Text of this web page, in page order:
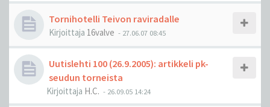
Tornihotelli Teivon raviradalle
Kirjoittaja 16valve - 27.06.07 08:45
Uutislehti 100 (26.9.2005): artikkeli pk-
seudun torneista
Kirjoittaja H.C. - 26.09.05 14:24